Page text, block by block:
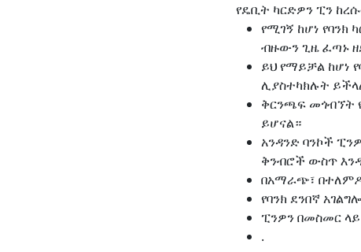
የዴቢት ካርድዎን ፒን
የሚገኝ ከሆነ
ብዙውን ጊዜ ፈጣኑ
ይህ የማይቻል ከሆነ
ሊያስተካክሉት
ቅርንጫፍ መጎብኘት
ይሆናል።
አንዳንድ ባንኮች
ቅንብሮች ውስጥ
በአማራጭ፣ በተለምዶ
የባንክ ደንበኛ
ፒንዎን በመስመር
.